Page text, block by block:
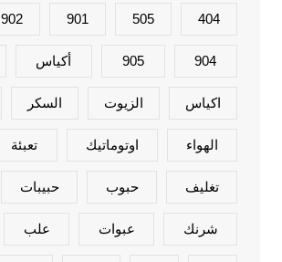
404
505
901
902
904
905 أكياس
اكياس الزيوت السكر
الهواء اوتوماتيك تعبئة
تغليف حبوب حبيبات
شرنك عبوات علب